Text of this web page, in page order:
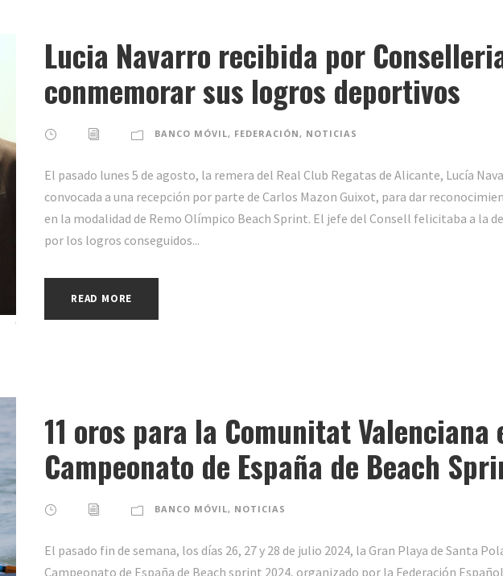
Lucia Navarro recibida por
conmemorar sus logros deportivos
BANCO MÓVIL, FEDERACIÓN , NOTICIAS
El pasado lunes 5 de agosto, la remera del Real Club Regatas de Alicante, Lucía
convocada a una recepción por parte de Carlos Mazon Guixot, para dar
en la modalidad de Remo Olímpico Beach Sprint. El jefe del Consell felicitaba a la
por los logros conseguidos...
READ MORE
11 oros para la Comunitat Valenciana
Campeonato de España de Beach
BANCO MÓVIL, NOTICIAS
El pasado fin de semana, los días 26, 27 y 28 de julio 2024, la Gran Playa de Santa
Campeonato de España de Beach sprint 2024, organizado por la Federación